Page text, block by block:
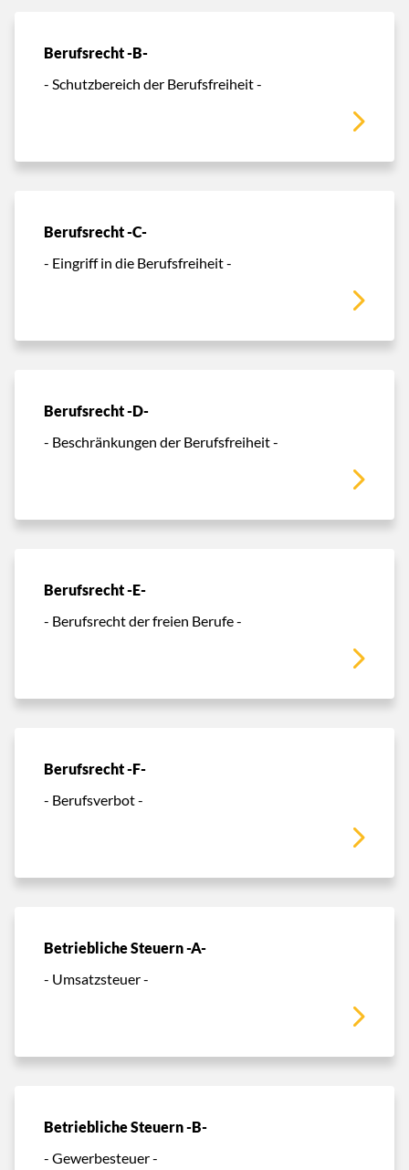
Berufsrecht -B-
- Schutzbereich der Berufsfreiheit -
Berufsrecht -C-
- Eingriff in die Berufsfreiheit -
Berufsrecht -D-
- Beschränkungen der Berufsfreiheit -
Berufsrecht -E-
- Berufsrecht der freien Berufe -
Berufsrecht -F-
- Berufsverbot -
Betriebliche Steuern -A-
- Umsatzsteuer -
Betriebliche Steuern -B-
- Gewerbesteuer -